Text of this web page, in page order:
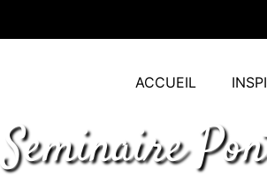
ACCUEIL
Seminaire